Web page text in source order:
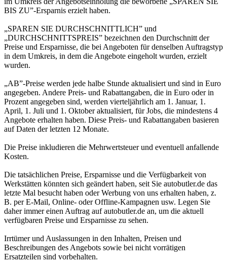
BIS ZU”-Ersparnis erzielt haben.
„SPAREN SIE DURCHSCHNITTLICH” und
„DURCHSCHNITTSPREIS” bezeichnen den Durchschnitt der
Preise und Ersparnisse, die bei Angeboten für denselben Auftragstyp
in dem Umkreis, in dem die Angebote eingeholt wurden, erzielt
wurden.
„AB”-Preise werden jede halbe Stunde aktualisiert und sind in Euro
angegeben. Andere Preis- und Rabattangaben, die in Euro oder in
Prozent angegeben sind, werden vierteljährlich am 1. Januar, 1.
April, 1. Juli und 1. Oktober aktualisiert, für Jobs, die mindestens 4
Angebote erhalten haben. Diese Preis- und Rabattangaben basieren
auf Daten der letzten 12 Monate.
Die Preise inkludieren die Mehrwertsteuer und eventuell anfallende
Kosten.
Die tatsächlichen Preise, Ersparnisse und die Verfügbarkeit von
Werkstätten könnten sich geändert haben, seit Sie autobutler.de das
letzte Mal besucht haben oder Werbung von uns erhalten haben, z.
B. per E-Mail, Online- oder Offline-Kampagnen usw. Legen Sie
daher immer einen Auftrag auf autobutler.de an, um die aktuell
verfügbaren Preise und Ersparnisse zu sehen.
Irrtümer und Auslassungen in den Inhalten, Preisen und
Beschreibungen des Angebots sowie bei nicht vorrätigen
Ersatzteilen sind vorbehalten.